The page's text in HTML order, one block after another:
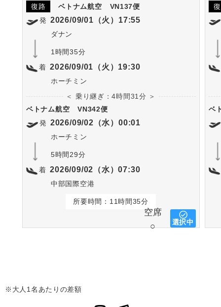
復路 ベトナム航空
VN137便
発 2026/09/01（火）17:55
ダナン
1時間35分
着 2026/09/01（火）19:30
ホーチミン
＜ 乗り継ぎ：4時間31分 ＞
ベトナム航空
VN342便
発 2026/09/02（水）00:01
ホーチミン
5時間29分
着 2026/09/02（水）07:30
中部国際空港
所要時間：11時間35分
空席
○
選択中
ベ
※大人1名あたりの差額